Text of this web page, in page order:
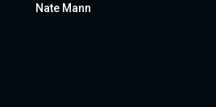
Nate Mann